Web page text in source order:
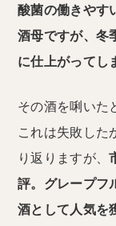
酸菌の働きやす
酒母ですが、冬
に仕上がってし
その酒を唎いた
これは失敗した
り返りますが、
評。グレープフ
酒として人気を